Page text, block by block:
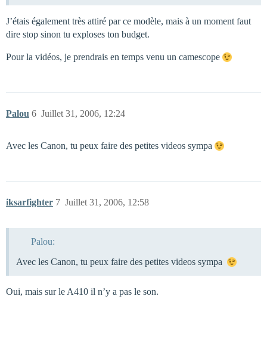
J’étais également très attiré par ce modèle, mais à un moment faut
dire stop sinon tu exploses ton budget.
Pour la vidéos, je prendrais en temps venu un camescope
Palou Juillet 31, 2006, 12:24
6
Avec les Canon, tu peux faire des petites videos sympa
iksarfighter Juillet 31, 2006, 12:58
7
Palou:
Avec les Canon, tu peux faire des petites videos sympa
Oui, mais sur le A410 il n’y a pas le son.